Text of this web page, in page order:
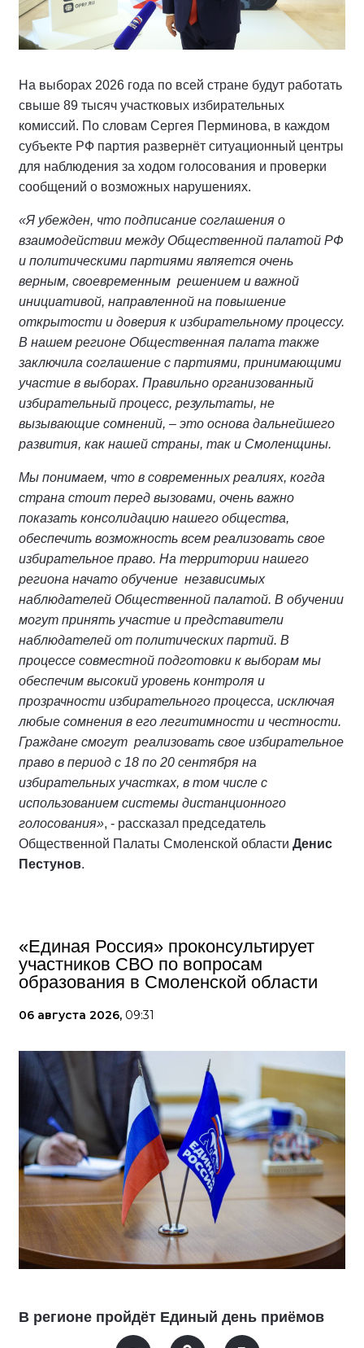
На выборах 2026 года по всей стране будут работать
свыше 89 тысяч участковых избирательных
комиссий. По словам Сергея Перминова, в каждом
субъекте РФ партия развернёт ситуационный центры
для наблюдения за ходом голосования и проверки
сообщений о возможных нарушениях.
«Я убежден, что подписание соглашения о
взаимодействии между Общественной палатой РФ
и политическими партиями является очень
верным, своевременным решением и важной
инициативой, направленной на повышение
открытости и доверия к избирательному процессу.
В нашем регионе Общественная палата также
заключила соглашение с партиями, принимающими
участие в выборах. Правильно организованный
избирательный процесс, результаты, не
вызывающие сомнений, – это основа дальнейшего
развития, как нашей страны, так и Смоленщины.
Мы понимаем, что в современных реалиях, когда
страна стоит перед вызовами, очень важно
показать консолидацию нашего общества,
обеспечить возможность всем реализовать свое
избирательное право. На территории нашего
региона начато обучение независимых
наблюдателей Общественной палатой. В обучении
могут принять участие и представители
наблюдателей от политических партий. В
процессе совместной подготовки к выборам мы
обеспечим высокий уровень контроля и
прозрачности избирательного процесса, исключая
любые сомнения в его легитимности и честности.
Граждане смогут реализовать свое избирательное
право в период с 18 по 20 сентября на
избирательных участках, в том числе с
использованием системы дистанционного
голосования», - рассказал председатель
Общественной Палаты Смоленской области Денис
Пестунов.
«Единая Россия» проконсультирует
участников СВО по вопросам
образования в Смоленской области
06 августа 2026, 09:31
В регионе пройдёт Единый день приёмов